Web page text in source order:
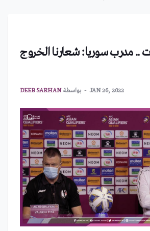
.. مدرب سوريا: شعارنا الخروج
JAN 26, 2022 بواسطةDEEB SARHAN